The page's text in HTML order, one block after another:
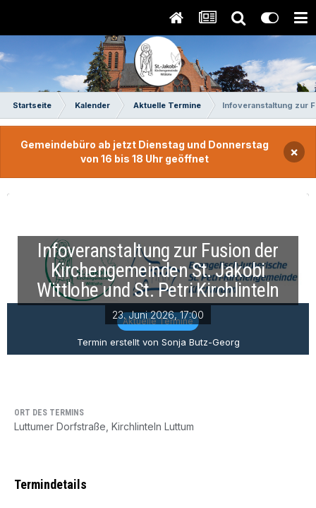
Startseite Kalender Aktuelle Termine Infoveranstaltung zur
Gemeindebüro ab jetzt Dienstag und Donnerstag
von 16 bis 18 Uhr geöffnet
×
Infoveranstaltung zur Fusion der
Kirchengemeinden St. Jakobi
Wittlohe und St. Petri Kirchlinteln
23. Juni 2026, 17:00
Aktuelle Termine
Termin erstellt von Sonja Butz-Georg
ORT DES TERMINS
Luttumer Dorfstraße, Kirchlinteln Luttum
Termindetails